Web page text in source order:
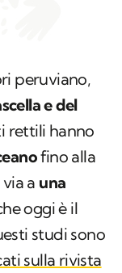
peruviano,
e del
rettili hanno
fino alla
a una
oggi è il
studi sono
sulla rivista